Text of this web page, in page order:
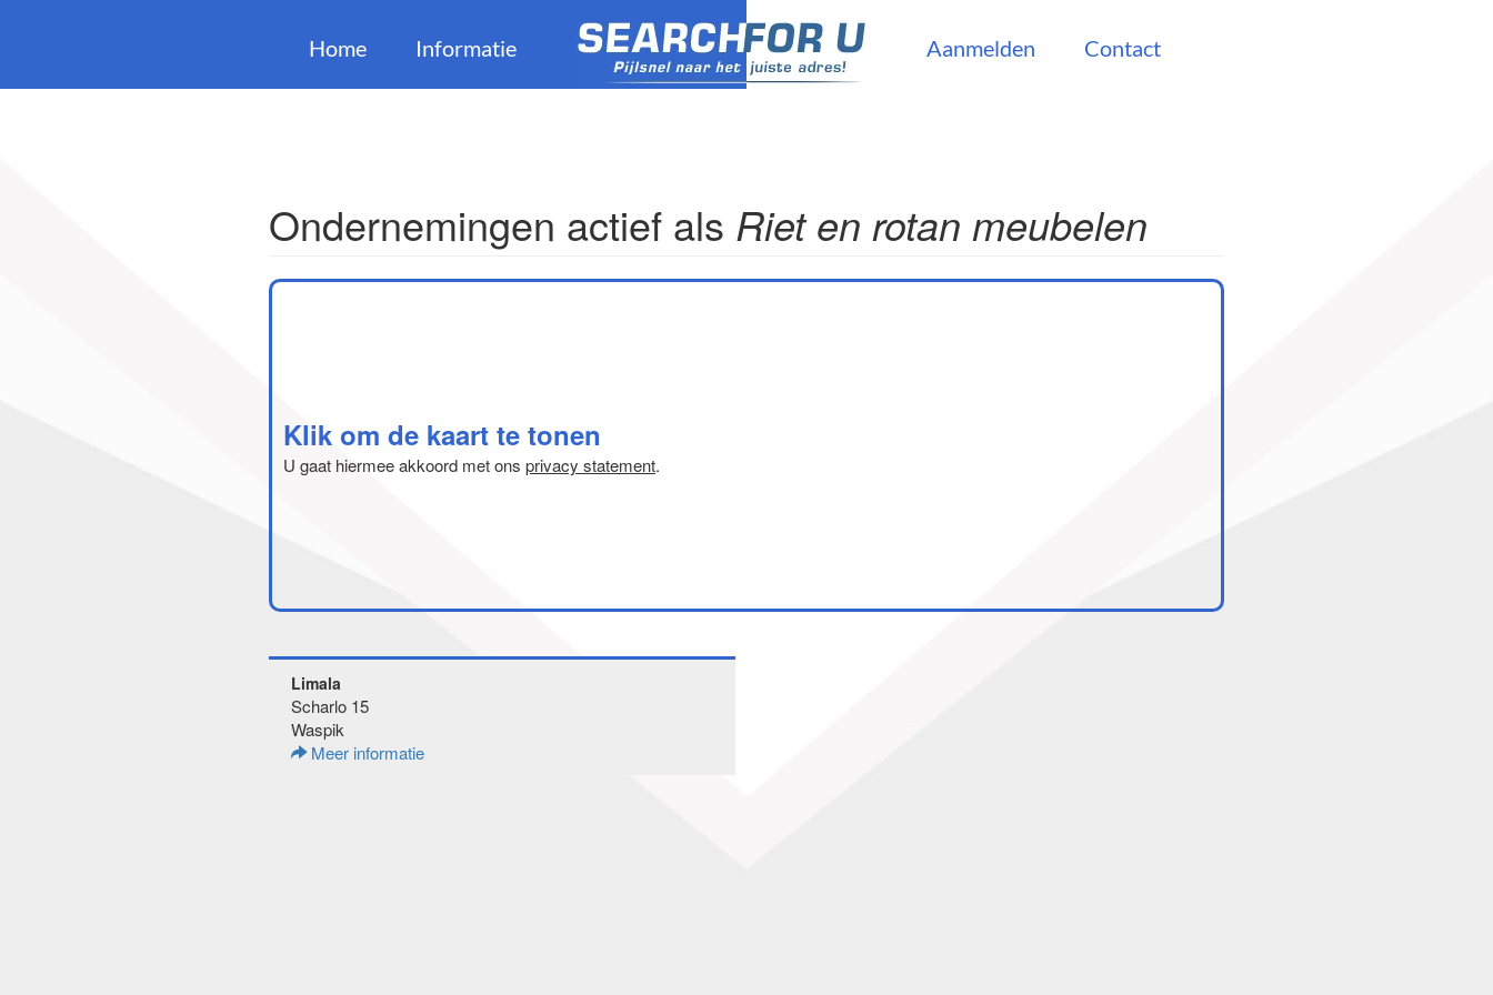
Home Informatie Aanmelden Contact
Ondernemingen actief als Riet en rotan meubelen
Klik om de kaart te tonen
U gaat hiermee akkoord met ons privacy statement.
Limala
Scharlo 15
Waspik
Meer informatie